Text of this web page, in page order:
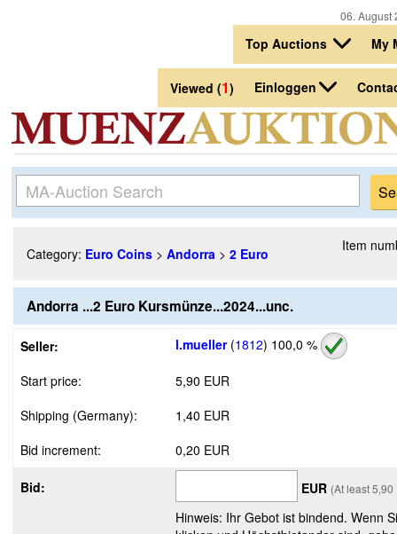
06.
Top Auctions My
Viewed (1) Einloggen
Category: Euro Coins > Andorra > 2 Euro Item
Andorra ...2 Euro Kursmünze...2024...unc.
Seller: l.mueller(1812) 100,0 %
Start price:
5,90 EUR
Shipping (Germany):
1,40 EUR
Bid increment:
0,20 EUR
Bid: EUR (At least 5,90
Hinweis: Ihr Gebot ist bindend. Wenn